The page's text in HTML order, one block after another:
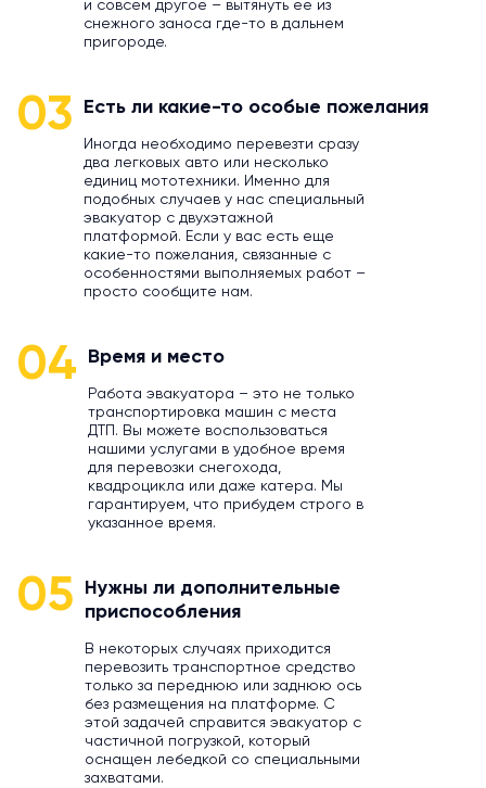
и совсем другое – вытянуть ее из
снежного заноса где-то в дальнем
пригороде.
03 Есть ли какие-то особые пожелания
Иногда необходимо перевезти сразу
два легковых авто или несколько
единиц мототехники. Именно для
подобных случаев у нас специальный
эвакуатор с двухэтажной
платформой. Если у вас есть еще
какие-то пожелания, связанные с
особенностями выполняемых работ –
просто сообщите нам.
04 Время и место
Работа эвакуатора – это не только
транспортировка машин с места
ДТП. Вы можете воспользоваться
нашими услугами в удобное время
для перевозки снегохода,
квадроцикла или даже катера. Мы
гарантируем, что прибудем строго в
указанное время.
05
Нужны ли дополнительные
приспособления
В некоторых случаях приходится
перевозить транспортное средство
только за переднюю или заднюю ось
без размещения на платформе. С
этой задачей справится эвакуатор с
частичной погрузкой, который
оснащен лебедкой со специальными
захватами.